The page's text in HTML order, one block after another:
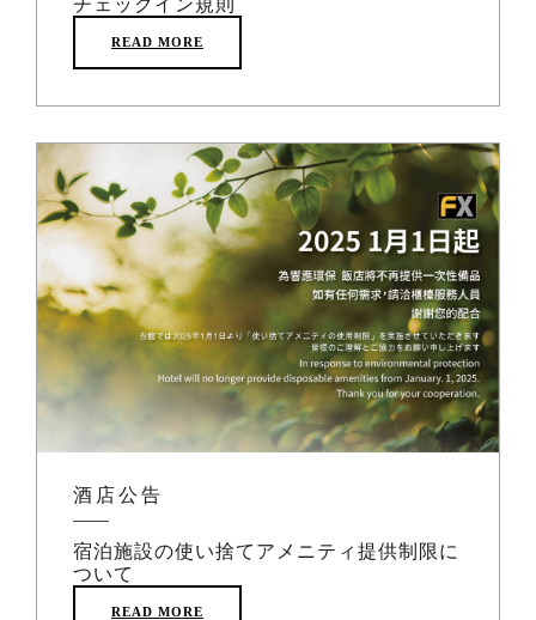
チェックイン規則
READ MORE
酒店公告
宿泊施設の使い捨てアメニティ提供制限に
ついて
READ MORE